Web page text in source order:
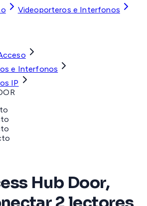
Videoporteros e Interfonos
e Interfonos
IP
Hub Door,